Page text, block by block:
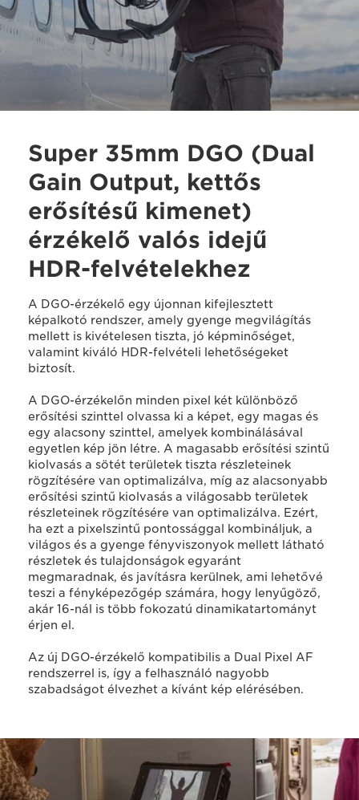
Super 35mm DGO (Dual
Gain Output, kettős
erősítésű kimenet)
érzékelő valós idejű
HDR-felvételekhez
A DGO-érzékelő egy újonnan kifejlesztett
képalkotó rendszer, amely gyenge megvilágítás
mellett is kivételesen tiszta, jó képminőséget,
valamint kiváló HDR-felvételi lehetőségeket
biztosít.
A DGO-érzékelőn minden pixel két különböző
erősítési szinttel olvassa ki a képet, egy magas és
egy alacsony szinttel, amelyek kombinálásával
egyetlen kép jön létre. A magasabb erősítési szintű
kiolvasás a sötét területek tiszta részleteinek
rögzítésére van optimalizálva, míg az alacsonyabb
erősítési szintű kiolvasás a világosabb területek
részleteinek rögzítésére van optimalizálva. Ezért,
ha ezt a pixelszintű pontossággal kombináljuk, a
világos és a gyenge fényviszonyok mellett látható
részletek és tulajdonságok egyaránt
megmaradnak, és javításra kerülnek, ami lehetővé
teszi a fényképezőgép számára, hogy lenyűgöző,
akár 16-nál is több fokozatú dinamikatartományt
érjen el.
Az új DGO-érzékelő kompatibilis a Dual Pixel AF
rendszerrel is, így a felhasználó nagyobb
szabadságot élvezhet a kívánt kép elérésében.